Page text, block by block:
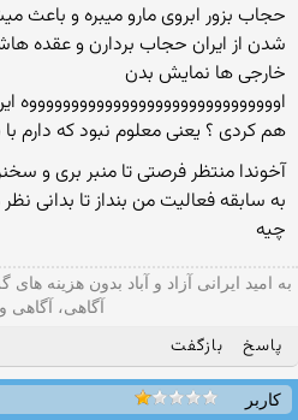
حجاب بزور ابروی مارو میبره و باعث
شدن از ایران حجاب بردارن و عقده
خارجی ها نمایش بدن
هم کردی ؟ یعنی معلوم نبود که دارم
آخوندا منتظر فرصتی تا منبر بری و
به سابقه فعالیت من بنداز تا بدانی
چیه
به امید ایرانی آزاد و آباد بدون هزینه
آگاهی، آگاهی
پاسخ بازگفت
کاربر